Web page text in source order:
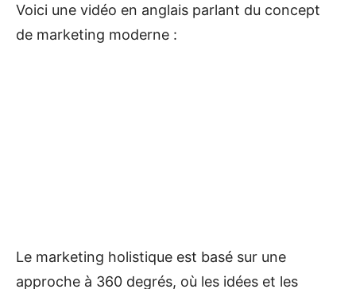
Voici une vidéo en anglais parlant du concept
de marketing moderne :
Le marketing holistique est basé sur une
approche à 360 degrés, où les idées et les